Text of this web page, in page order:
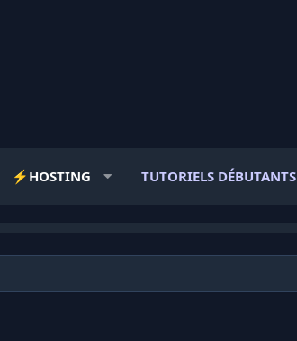
⚡️HOSTING TUTORIELS DÉBUTANTS